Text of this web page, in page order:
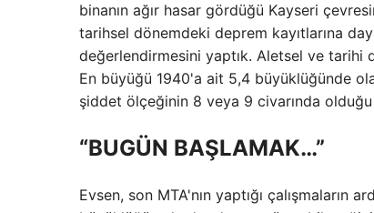
binanın ağır hasar gördüğü Kayseri
tarihsel dönemdeki deprem kayıtlarına
değerlendirmesini yaptık. Aletsel ve tarihi
En büyüğü 1940'a ait 5,4 büyüklüğünde
şiddet ölçeğinin 8 veya 9 civarında
“BUGÜN BAŞLAMAK…”
Evsen, son MTA'nın yaptığı çalışmaların